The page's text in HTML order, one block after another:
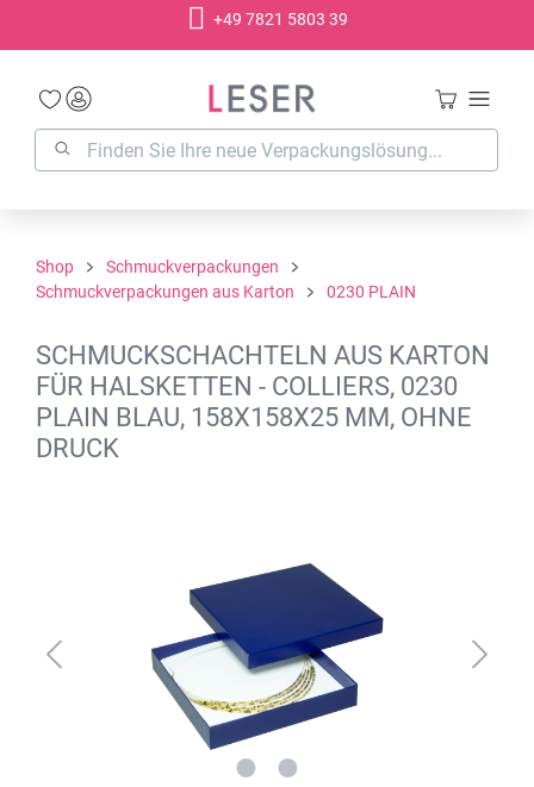
+49 7821 5803 39
Shop
Schmuckverpackungen
Schmuckverpackungen aus Karton
0230 PLAIN
SCHMUCKSCHACHTELN AUS KARTON
FÜR HALSKETTEN - COLLIERS, 0230
PLAIN BLAU, 158X158X25 MM, OHNE
DRUCK